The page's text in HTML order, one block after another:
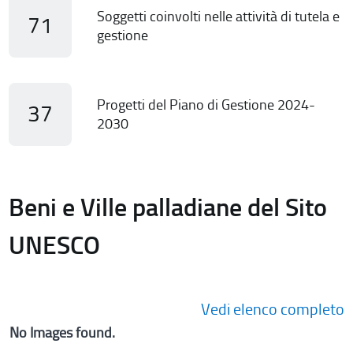
71
Soggetti coinvolti nelle attività di tutela e
gestione
37
Progetti del Piano di Gestione 2024-
2030
Beni e Ville palladiane del Sito
UNESCO
Vedi elenco completo
No Images found.